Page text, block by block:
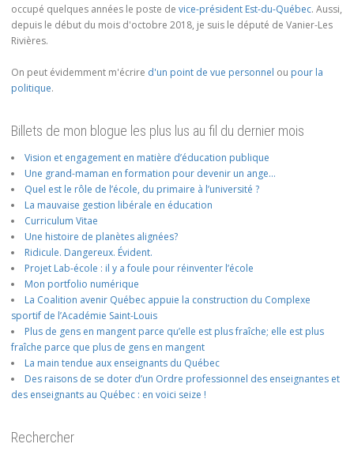
occupé quelques années le poste de vice-président Est-du-Québec. Aussi,
depuis le début du mois d'octobre 2018, je suis le député de Vanier-Les
Rivières.
On peut évidemment m'écrire d'un point de vue personnel ou pour la
politique.
Billets de mon blogue les plus lus au fil du dernier mois
Vision et engagement en matière d’éducation publique
Une grand-maman en formation pour devenir un ange…
Quel est le rôle de l’école, du primaire à l’université ?
La mauvaise gestion libérale en éducation
Curriculum Vitae
Une histoire de planètes alignées?
Ridicule. Dangereux. Évident.
Projet Lab-école : il y a foule pour réinventer l’école
Mon portfolio numérique
La Coalition avenir Québec appuie la construction du Complexe
sportif de l’Académie Saint-Louis
Plus de gens en mangent parce qu’elle est plus fraîche; elle est plus
fraîche parce que plus de gens en mangent
La main tendue aux enseignants du Québec
Des raisons de se doter d’un Ordre professionnel des enseignantes et
des enseignants au Québec : en voici seize !
Rechercher